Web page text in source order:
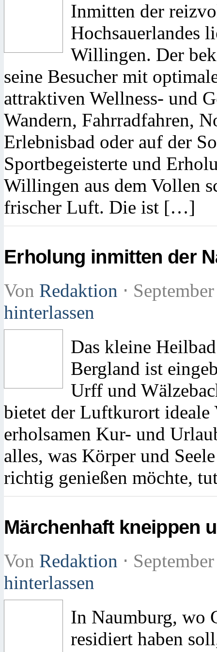
Inmitten der
Hochsauerlandes
Willingen. Der
seine Besucher mit
attraktiven Wellness- und
Wandern, Fahrradfahren,
Erlebnisbad oder auf der
Sportbegeisterte und
Willingen aus dem Vollen
frischer Luft. Die ist […]
Erholung inmitten der
Von Redaktion ⋅
hinterlassen
Das kleine
Bergland ist
Urff und
bietet der Luftkurort ideale
erholsamen Kur- und
alles, was Körper und
richtig genießen möchte,
Märchenhaft kneippen
Von Redaktion ⋅
hinterlassen
In Naumburg, wo
residiert haben